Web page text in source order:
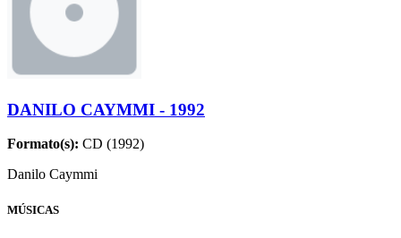
DANILO CAYMMI - 1992
Formato(s): CD (1992)
Danilo Caymmi
MÚSICAS